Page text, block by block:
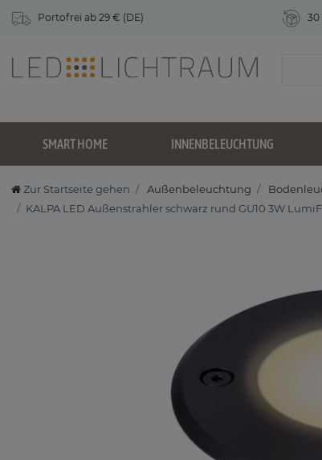
Portofrei ab 29 € (DE) 30
SMART HOME INNENBELEUCHTUNG
Zur Startseite gehen Außenbeleuchtung
KALPA LED Außenstrahler schwarz rund GU10 3W